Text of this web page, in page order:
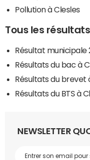
Pollution à Clesles
Tous les
Résultat municipale
Résultats du bac à
Résultats du brevet
Résultats du BTS à
NEWSLETTER